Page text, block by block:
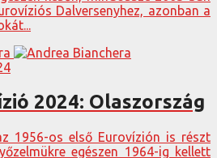
Dalversenyhez, azonban a
2024: Olaszország
1956-os első Eurovízión is részt
egészen 1964-ig kellett